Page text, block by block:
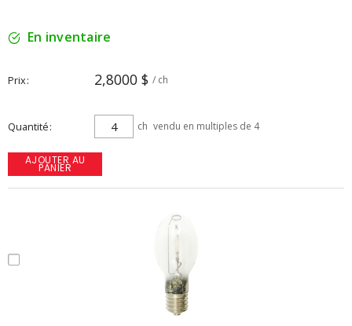
En inventaire
Prix 2,8000 $ / ch
Quantité ch vendu en multiples de 4
AJOUTER AU
PANIER